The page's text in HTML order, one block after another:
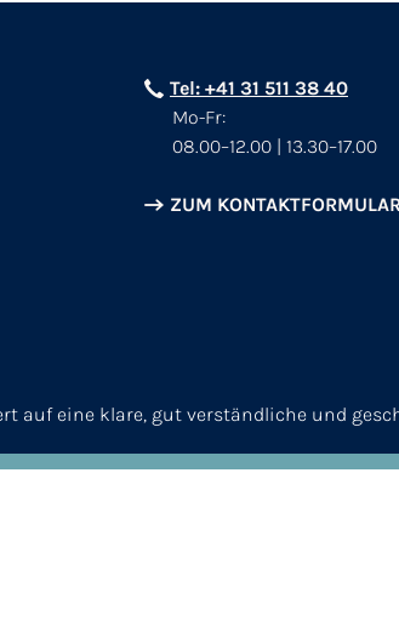
Tel: +41 31 511 38 40
Mo-Fr:
08.00–12.00 | 13.30–17.00
ZUM
auf eine klare, gut verständliche und